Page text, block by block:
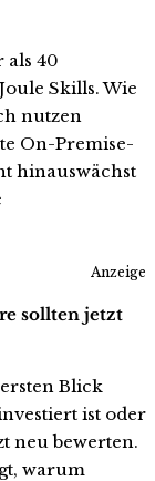
als 40
Skills. Wie
nutzen
On-Premise-
hinauswächst
Anzeige
sollten jetzt
Blick
ist oder
neu bewerten.
warum